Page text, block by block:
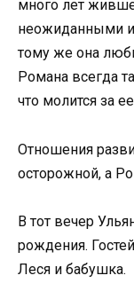
много лет
неожиданными
тому же она
Романа всегда
что молится за
Отношения
осторожной, а
В тот вечер
рождения.
Леся и бабушка.